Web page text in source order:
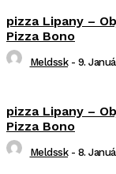
pizza Lipany –
Pizza Bono
Meldssk - 9.
pizza Lipany –
Pizza Bono
Meldssk - 8.